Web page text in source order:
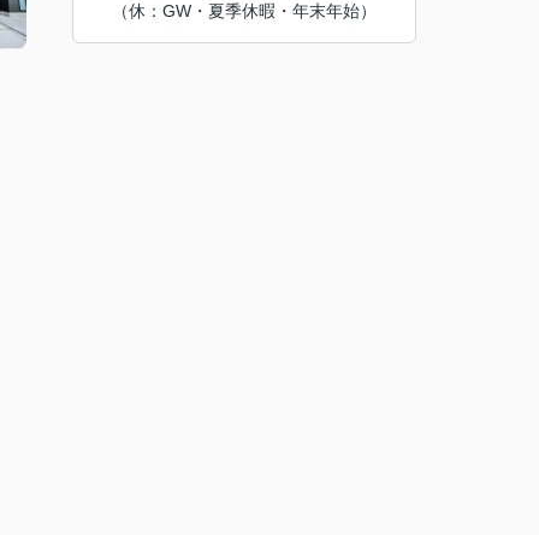
（休：GW・夏季休暇・年末年始）